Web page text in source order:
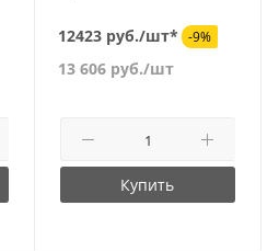
12423 руб./шт* -9%
13 606руб./шт
Купить